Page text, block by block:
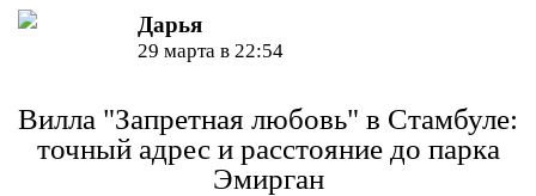
Дарья
29 марта в 22:54
Вилла "Запретная любовь" в Стамбуле:
точный адрес и расстояние до парка
Эмирган